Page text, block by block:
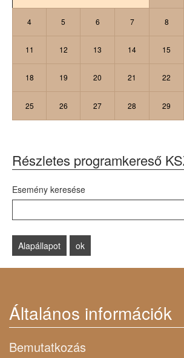
4 5 6 7 8
11 12 13 14 15
18 19 20 21 22
25 26 27 28 29
Részletes programkereső
Esemény keresése
Általános információk
Bemutatkozás